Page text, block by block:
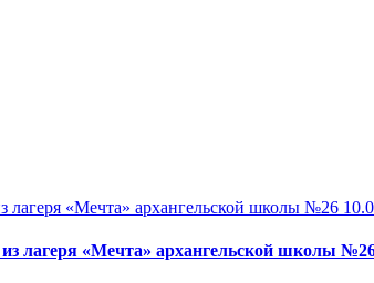
лагеря «Мечта» архангельской школы